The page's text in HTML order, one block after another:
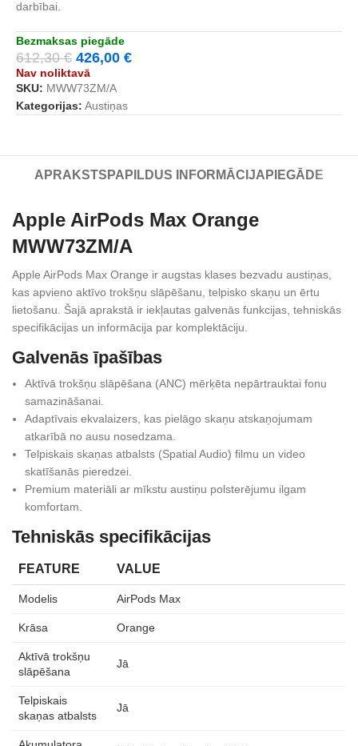
darbībai.
Bezmaksas piegāde
612,30€ 426,00 €
Nav noliktavā
SKU: MWW73ZM/A
Kategorijas: Austiņas
APRAKSTS PAPILDUS INFORMĀCIJA PIEGĀDE
Apple AirPods Max Orange
MWW73ZM/A
Apple AirPods Max Orange ir augstas klases bezvadu austiņas,
kas apvieno aktīvo trokšņu slāpēšanu, telpisko skaņu un ērtu
lietošanu. Šajā aprakstā ir iekļautas galvenās funkcijas, tehniskās
specifikācijas un informācija par komplektāciju.
Galvenās īpašības
Aktīvā trokšņu slāpēšana (ANC) mērķēta nepārtrauktai fonu
samazināšanai.
Adaptīvais ekvalaizers, kas pielāgo skaņu atskaņojumam
atkarībā no ausu nosedzama.
Telpiskais skaņas atbalsts (Spatial Audio) filmu un video
skatīšanās pieredzei.
Premium materiāli ar mīkstu austiņu polsterējumu ilgam
komfortam.
Tehniskās specifikācijas
FEATURE VALUE
Modelis AirPods Max
Krāsa Orange
Aktīvā trokšņu
slāpēšana
Jā
Telpiskais
skaņas atbalsts
Jā